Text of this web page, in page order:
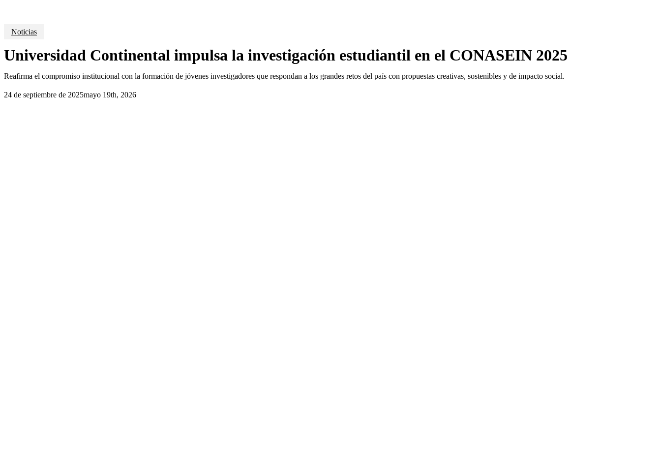
Noticias
Universidad Continental impulsa la investigación estudiantil en el CONASEIN 2025
Reafirma el compromiso institucional con la formación de jóvenes investigadores que respondan a los grandes retos del país con propuestas creativas, sostenibles y de impacto social.
24 de septiembre de 2025mayo 19th, 2026